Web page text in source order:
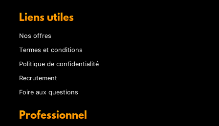
Liens utiles
Nos offres
Termes et conditions
Politique de confidentialité
Recrutement
Foire aux questions
Professionnel